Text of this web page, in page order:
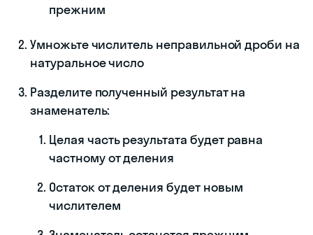
прежним
Умножьте числитель неправильной дроби на
натуральное число
Разделите полученный результат на
знаменатель:
Целая часть результата будет равна
частному от деления
Остаток от деления будет новым
числителем